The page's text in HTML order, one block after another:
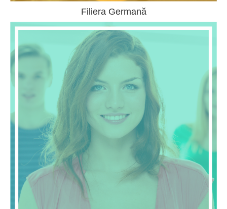
Filiera Germană